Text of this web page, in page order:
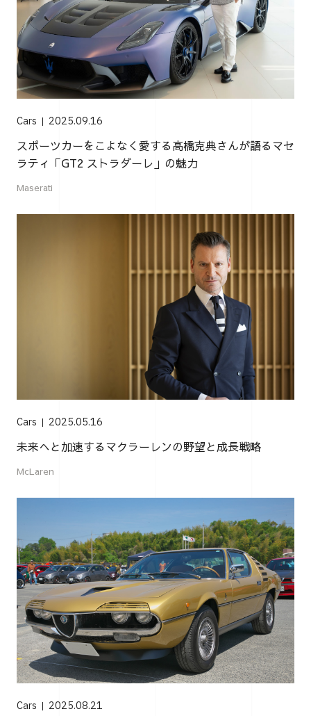
Cars 2025.09.16
スポーツカーをこよなく愛する高橋克典さんが語るマセ
ラティ「GT2 ストラダーレ」の魅力
Maserati
Cars 2025.05.16
未来へと加速するマクラーレンの野望と成長戦略
McLaren
Cars 2025.08.21